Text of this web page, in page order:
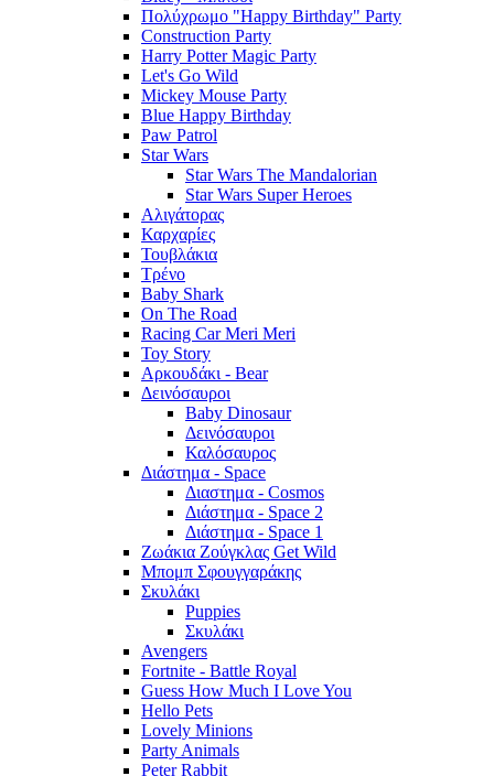
Πολύχρωμο "Happy Birthday" Party
Construction Party
Harry Potter Magic Party
Let's Go Wild
Mickey Mouse Party
Blue Happy Birthday
Paw Patrol
Star Wars
Star Wars The Mandalorian
Star Wars Super Heroes
Αλιγάτορας
Καρχαρίες
Τουβλάκια
Τρένο
Baby Shark
On The Road
Racing Car Meri Meri
Toy Story
Αρκουδάκι - Bear
Δεινόσαυροι
Baby Dinosaur
Δεινόσαυροι
Καλόσαυρος
Διάστημα - Space
Διαστημα - Cosmos
Διάστημα - Space 2
Διάστημα - Space 1
Ζωάκια Ζούγκλας Get Wild
Μπομπ Σφουγγαράκης
Σκυλάκι
Puppies
Σκυλάκι
Avengers
Fortnite - Battle Royal
Guess How Much I Love You
Hello Pets
Lovely Minions
Party Animals
Peter Rabbit